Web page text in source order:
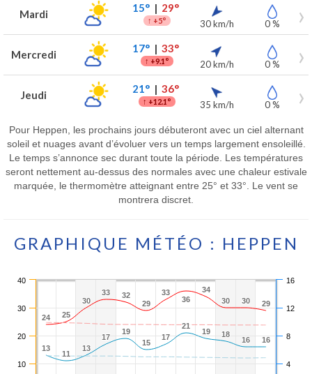
Mardi 15°| 29°
↑ +5° 30 km/h 0 %
Mercredi 17°| 33°
↑ +9.1° 20 km/h 0 %
Jeudi 21°| 36°
↑ +12.1° 35 km/h 0 %
Pour Heppen, les prochains jours débuteront avec un ciel alternant
soleil et nuages avant d’évoluer vers un temps largement ensoleillé.
Le temps s’annonce sec durant toute la période. Les températures
seront nettement au-dessus des normales avec une chaleur estivale
marquée, le thermomètre atteignant entre 25° et 33°. Le vent se
montrera discret.
GRAPHIQUE MÉTÉO : HEPPEN
24
24 25
25
30
30
33
33 32
32
29
29
33
33
36
36
34
34
30
30 30
30 29
29
13
13
11
11
13
13
17
17
19
19
15
15
17
17
21
21
19
19 18
18
16
16 16
16
10
20
30
40
4
8
12
16